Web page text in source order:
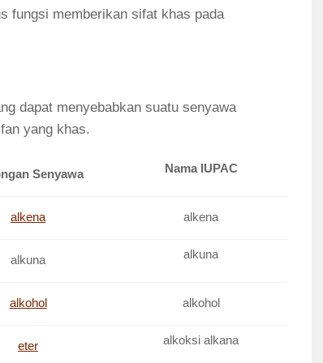
fungsi memberikan sifat khas pada
dapat menyebabkan suatu senyawa
yang khas.
Senyawa Nama IUPAC
alkena alkena
alkuna alkuna
alkohol alkohol
eter alkoksi alkana